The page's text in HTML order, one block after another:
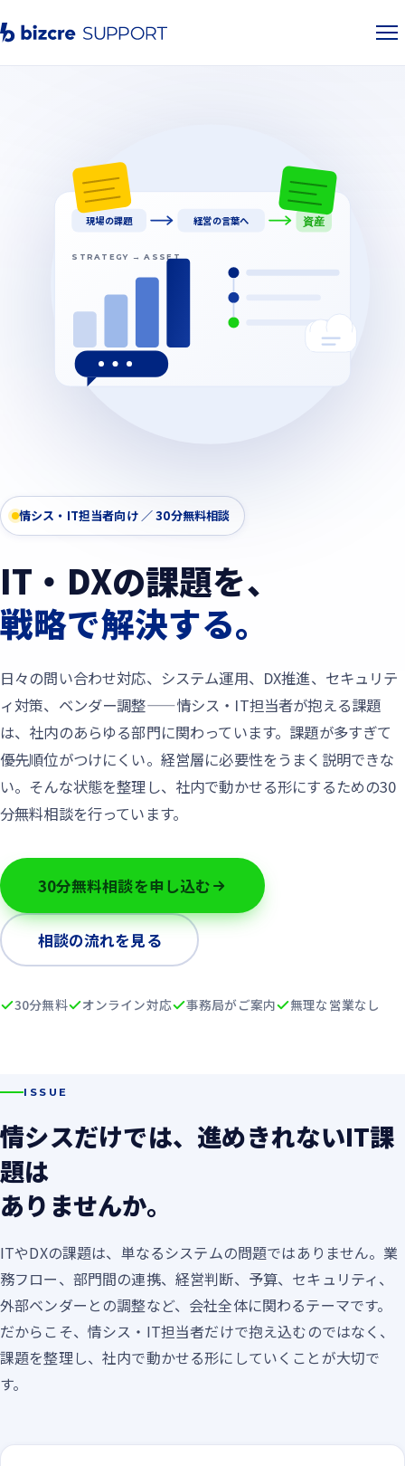
情シス・IT担当者向け ／ 30分無料相談
IT・DXの課題を、
戦略で解決する。
日々の問い合わせ対応、システム運用、DX推進、セキュリテ
ィ対策、ベンダー調整——情シス・IT担当者が抱える課題
は、社内のあらゆる部門に関わっています。課題が多すぎて
優先順位がつけにくい。経営層に必要性をうまく説明できな
い。そんな状態を整理し、社内で動かせる形にするための30
分無料相談を行っています。
30分無料相談を申し込む
相談の流れを見る
30分無料 オンライン対応 事務局がご案内 無理な営業なし
現場の課題 経営の言葉へ 資産
STRATEGY → ASSET
ISSUE
情シスだけでは、進めきれないIT課
題は
ありませんか。
ITやDXの課題は、単なるシステムの問題ではありません。業
務フロー、部門間の連携、経営判断、予算、セキュリティ、
外部ベンダーとの調整など、会社全体に関わるテーマです。
だからこそ、情シス・IT担当者だけで抱え込むのではなく、
課題を整理し、社内で動かせる形にしていくことが大切で
す。